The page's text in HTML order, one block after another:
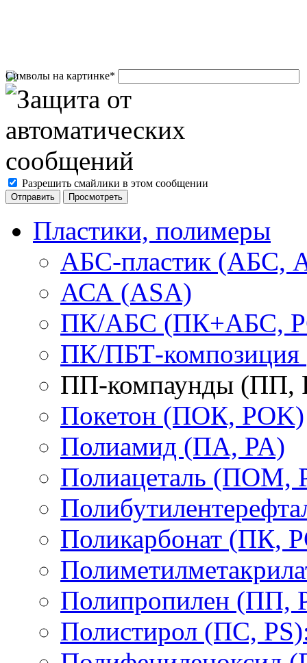
Символы на картинке*
Разрешить смайлики в этом сообщении
Пластики, полимеры
АБС-пластик (АБС,
АСА (ASA)
ПК/АБС (ПК+АБС,
ПК/ПБТ-композиция
ПП-компаунды (ПП,
Покетон (ПОК, POK)
Полиамид (ПА, PA)
Полиацеталь (ПОМ,
Поликарбонат (ПК,
Полипропилен (ПП,
Полистирол (ПС,